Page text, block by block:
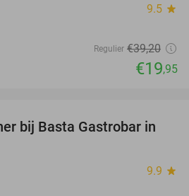
9.5 star
Regulier €39,20
€19,95
38%
bij Basta Gastrobar in
9.9 star